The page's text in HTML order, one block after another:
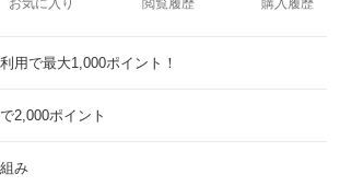
お気に入り 閲覧履歴 購入履歴
用で最大1,000ポイント！
2,000ポイント
み